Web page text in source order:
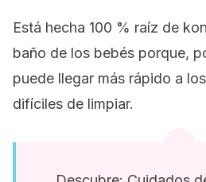
Está hecha 100 % raíz de
baño de los bebés porque,
puede llegar más rápido a
difíciles de limpiar.